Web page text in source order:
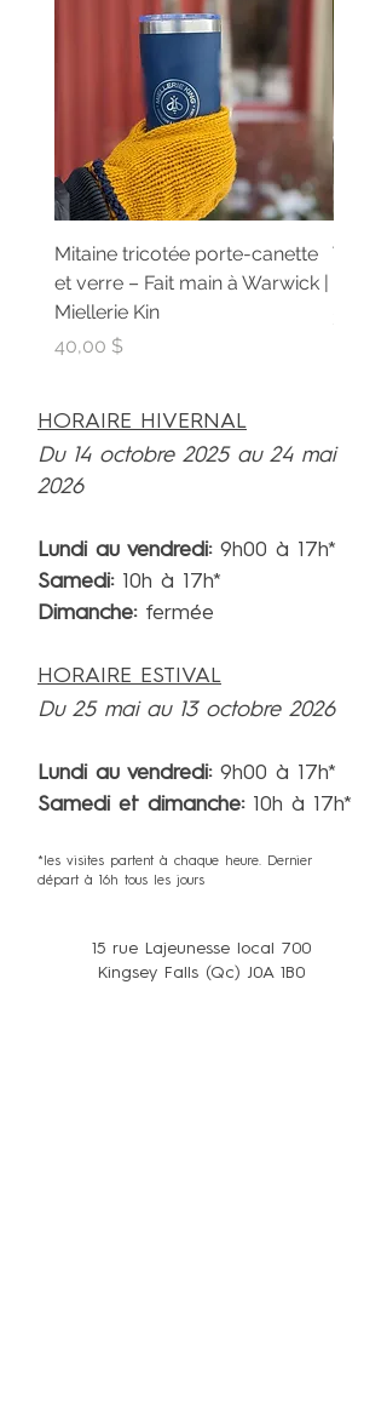
Mitaine tricotée porte-canette
et verre – Fait main à Warwick |
Miellerie Kin
Prix
40,00 $
HORAIRE HIVERNAL
Du 14 octobre 2025 au 24 mai
2026
Lundi au vendredi:9h00 à 17h*
Samedi:10h à 17h*
Dimanche:fermée
HORAIRE ESTIVAL
Du 25 mai au 13 octobre 2026
Lundi au vendredi:9h00 à 17h*
Samedi et dimanche:10h à 17h*
*les visites partent à chaque heure. Dernier
départ à 16h tous les jours
15 rue Lajeunesse local 700
Kingsey Falls (Qc) J0A 1B0